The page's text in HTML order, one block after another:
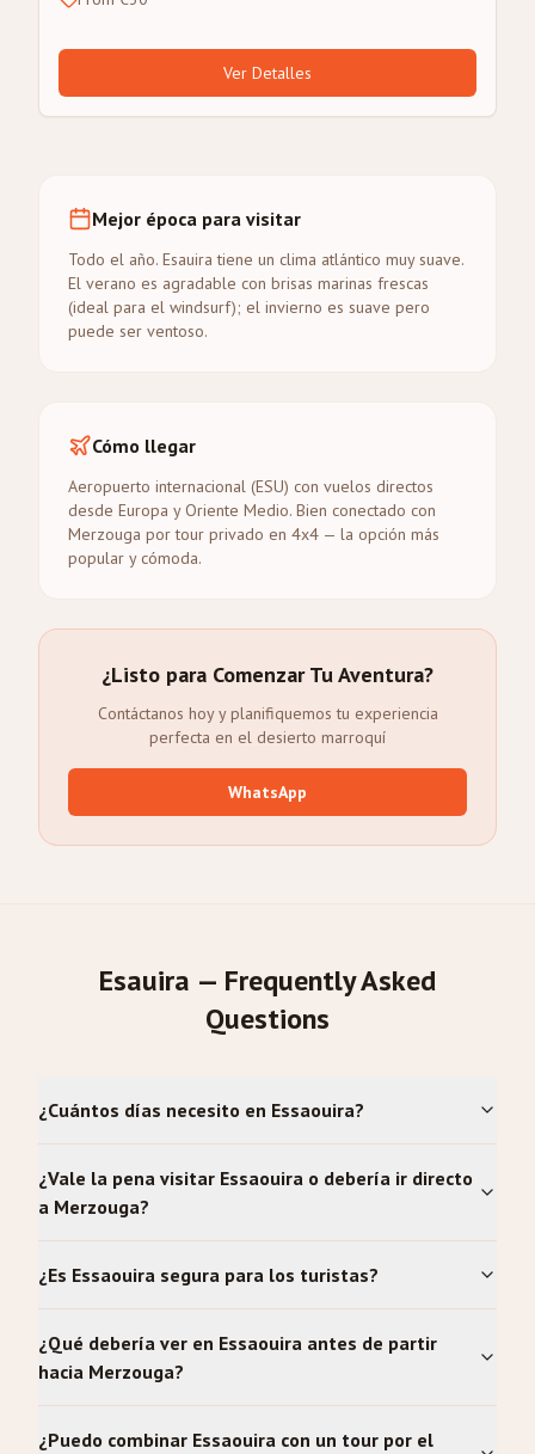
Ver Detalles
Mejor época para visitar
Todo el año. Esauira tiene un clima atlántico muy suave.
El verano es agradable con brisas marinas frescas
(ideal para el windsurf); el invierno es suave pero
puede ser ventoso.
Cómo llegar
Aeropuerto internacional (ESU) con vuelos directos
desde Europa y Oriente Medio. Bien conectado con
Merzouga por tour privado en 4x4 — la opción más
popular y cómoda.
¿Listo para Comenzar Tu Aventura?
Contáctanos hoy y planifiquemos tu experiencia
perfecta en el desierto marroquí
WhatsApp
Esauira — Frequently Asked
Questions
¿Cuántos días necesito en Essaouira?
¿Vale la pena visitar Essaouira o debería ir directo
a Merzouga?
¿Es Essaouira segura para los turistas?
¿Qué debería ver en Essaouira antes de partir
hacia Merzouga?
¿Puedo combinar Essaouira con un tour por el